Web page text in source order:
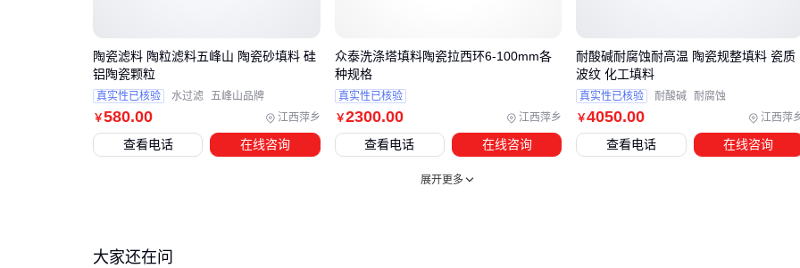
流短路
：填料塔是系统工程，局部优化不如整体匹配 ⚙️
五、新填料要"养"三个月？老师傅的实操秘诀
陶瓷填料的性能需要时间达到稳定，这里有三个关键控制点：
￥580.00 江西萍乡
陶瓷滤料 陶粒滤料五峰山 陶瓷砂填料 硅
铝陶瓷颗粒
真实性已核验 水过滤 五峰山品牌
查看电话 在线咨询
￥2300.00 江西萍乡
众泰洗涤塔填料陶瓷拉西环6-100mm各
种规格
真实性已核验
查看电话 在线咨询
￥4050.00 江西萍
耐酸碱耐腐蚀耐高温 陶瓷规整填料 瓷质
波纹 化工填料
真实性已核验 耐酸碱 耐腐蚀
查看电话 在线咨询
展开更多
大家还在问